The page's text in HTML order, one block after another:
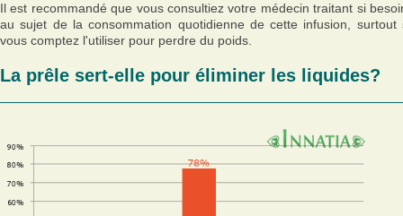
Il est recommandé que vous consultiez votre médecin traitant si
au sujet de la consommation quotidienne de cette infusion, surtout
vous comptez l'utiliser pour perdre du poids.
La prêle sert-elle pour éliminer les liquides?